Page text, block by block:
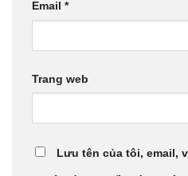
Email *
Trang web
Lưu tên của tôi, email,